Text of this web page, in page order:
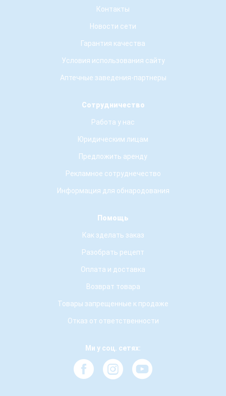
Контакты
Новости сети
Гарантия качества
Условия использования сайту
Аптечные заведения-партнеры
Сотрудничество
Работа у нас
Юридическим лицам
Предложить аренду
Рекламное сотруднечество
Информация для обнародования
Помощь
Как зделать заказ
Разобрать рецепт
Оплата и доставка
Возврат товара
Товары запрещенные к продаже
Отказ от ответственности
Ми у соц. сетях: